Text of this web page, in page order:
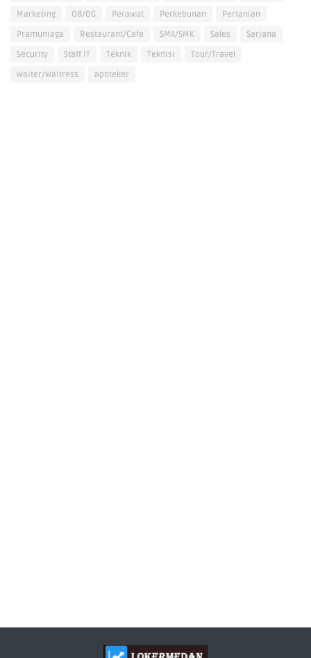
Marketing
OB/OG Perawat Perkebunan
Pertanian
Pramuniaga
Restaurant/Cafe SMA/SMK Sales
Sarjana
Security
Staff IT Teknik Teknisi
Tour/Travel
Waiter/Waitress
apoteker